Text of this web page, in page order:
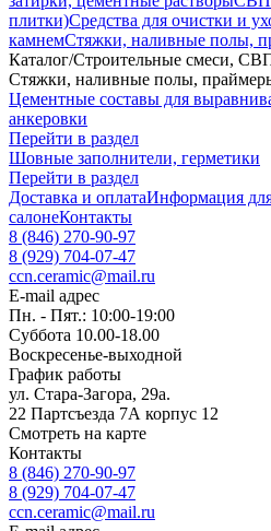
плитки)Средства для очистки и
камнемСтяжки, наливные полы,
Каталог/Строительные смеси,
Стяжки, наливные полы,
Цементные составы для
анкеровки
Перейти в раздел
Шовные заполнители, герметики
Перейти в раздел
Доставка и оплатаИнформация
салонеКонтакты
8 (846) 270-90-97
8 (929) 704-07-47
ccn.ceramic@mail.ru
E-mail адрес
Пн. - Пят.: 10:00-19:00
Суббота 10.00-18.00
Воскресенье-выходной
График работы
ул. Стара-Загора, 29а.
22 Партсъезда 7А корпус 12
Смотреть на карте
Контакты
8 (846) 270-90-97
8 (929) 704-07-47
ccn.ceramic@mail.ru